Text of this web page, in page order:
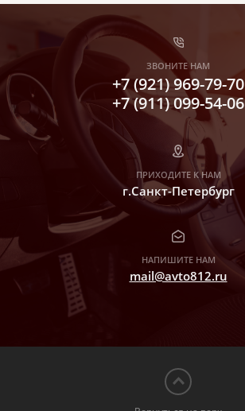
ЗВОНИТЕ НАМ
+7 (921) 969-79-70
+7 (911) 099-54-06
ПРИХОДИТЕ К НАМ
г.Санкт-Петербург
НАПИШИТЕ НАМ
mail@avto812.ru